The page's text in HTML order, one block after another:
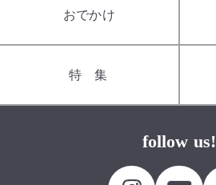
follow us!
おでかけ
特集